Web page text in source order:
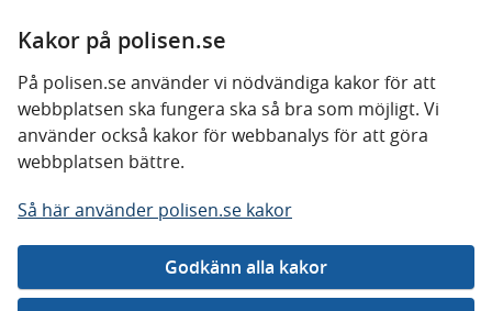
Kakor på polisen.se
På polisen.se använder vi nödvändiga kakor för att
webbplatsen ska fungera ska så bra som möjligt. Vi
använder också kakor för webbanalys för att göra
webbplatsen bättre.
Så här använder polisen.se kakor